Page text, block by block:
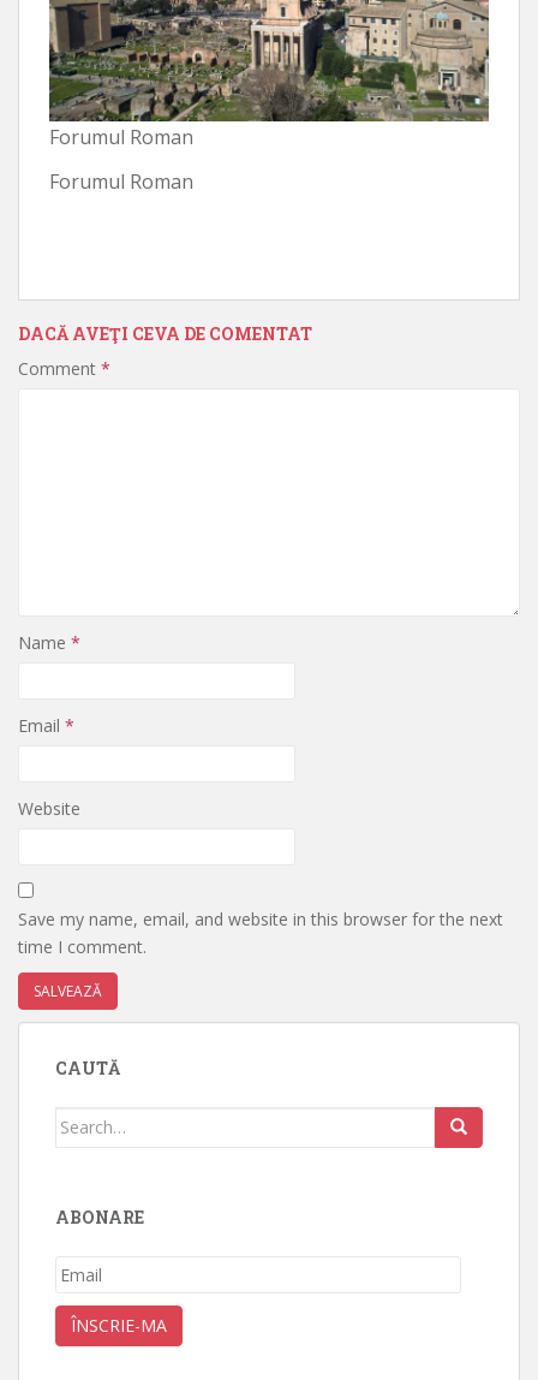
Forumul Roman
Forumul Roman
DACĂ AVEŢI CEVA DE COMENTAT
Comment *
Name *
Email *
Website
Save my name, email, and website in this browser for the next
time I comment.
CAUTĂ
Search
ABONARE
Email
ÎNSCRIE-MA